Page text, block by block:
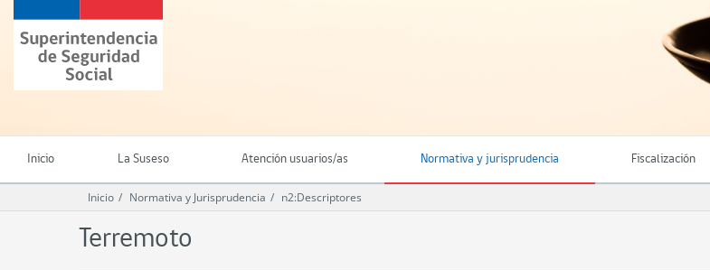
contenido
principal
Superintendencia
de
Seguridad
(SUSESO)
Chile
Inicio La Suseso Atención usuarios/as Normativa y jurisprudencia Fiscalización
Inicio Normativa y Jurisprudencia n2:Descriptores
Terremoto